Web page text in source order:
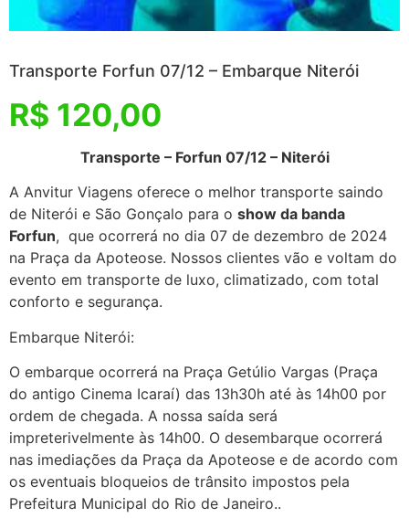
Transporte Forfun 07/12 – Embarque Niterói
R$ 120,00
Transporte – Forfun 07/12 – Niterói
A Anvitur Viagens oferece o melhor transporte saindo
de Niterói e São Gonçalo para o show da banda
Forfun, que ocorrerá no dia 07 de dezembro de 2024
na Praça da Apoteose. Nossos clientes vão e voltam do
evento em transporte de luxo, climatizado, com total
conforto e segurança.
Embarque Niterói:
O embarque ocorrerá na Praça Getúlio Vargas (Praça
do antigo Cinema Icaraí) das 13h30h até às 14h00 por
ordem de chegada. A nossa saída será
impreterivelmente às 14h00. O desembarque ocorrerá
nas imediações da Praça da Apoteose e de acordo com
os eventuais bloqueios de trânsito impostos pela
Prefeitura Municipal do Rio de Janeiro..